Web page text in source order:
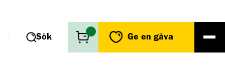
Sök Ge en gåva